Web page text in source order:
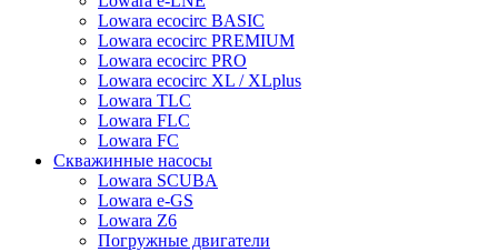
Lowara ecocirc BASIC
Lowara ecocirc PREMIUM
Lowara ecocirc PRO
Lowara ecocirc XL / XLplus
Lowara TLC
Lowara FLC
Lowara FC
Скважинные насосы
Lowara SCUBA
Lowara e-GS
Lowara Z6
Погружные двигатели